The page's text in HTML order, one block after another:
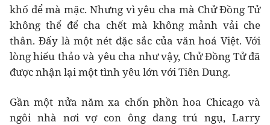
khố để mà mặc. Nhưng vì yêu cha mà Chử Đồng Tử
không thể để cha chết mà không mảnh vải che
thân. Đấy là một nét đặc sắc của văn hoá Việt. Với
lòng hiếu thảo và yêu cha như vậy, Chử Đồng Tử đã
được nhận lại một tình yêu lớn với Tiên Dung.
Gần một nửa năm xa chốn phồn hoa Chicago và
ngôi nhà nơi vợ con ông đang trú ngụ, Larry